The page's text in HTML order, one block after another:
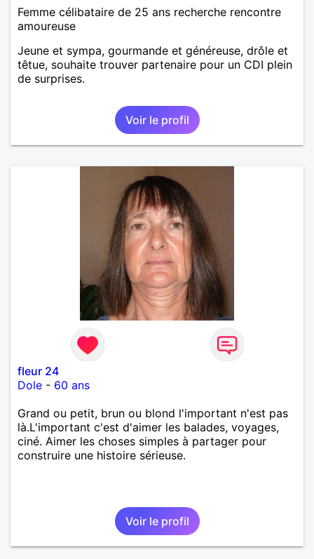
Femme célibataire de 25 ans recherche rencontre
amoureuse
Jeune et sympa, gourmande et généreuse, drôle et
têtue, souhaite trouver partenaire pour un CDI plein
de surprises.
Voir le profil
fleur 24
Dole - 60 ans
Grand ou petit, brun ou blond l'important n'est pas
là.L'important c'est d'aimer les balades, voyages,
ciné. Aimer les choses simples à partager pour
construire une histoire sérieuse.
Voir le profil